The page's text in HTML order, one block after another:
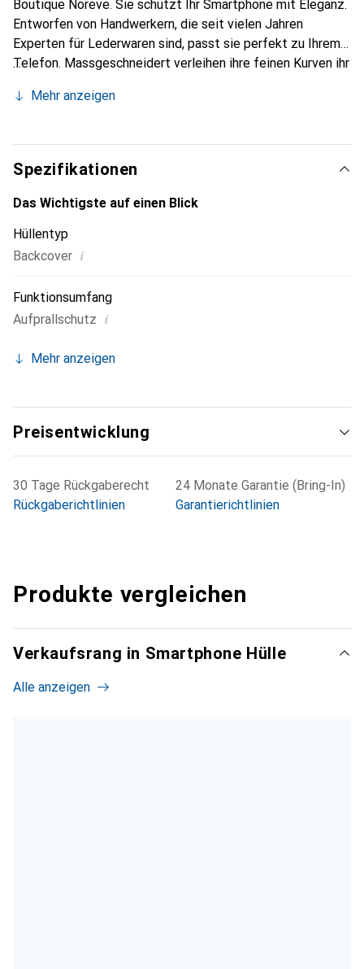
Boutique Noreve. Sie schützt Ihr Smartphone mit Eleganz.
Entworfen von Handwerkern, die seit vielen Jahren
Experten für Lederwaren sind, passt sie perfekt zu Ihrem
Telefon. Massgeschneidert verleihen ihre feinen Kurven ihr
unverzichtbaren Accessoire Ihres Smartphones.
die Marke Noreve eine sichere Wahl für eine
anspruchsvolle Kundschaft.
Mehr anzeigen
Spezifikationen
Das Wichtigste auf einen Blick
Hüllentyp
Backcover i
Funktionsumfang
Aufprallschutz i
Mehr anzeigen
Preisentwicklung
30 Tage Rückgaberecht
Rückgaberichtlinien
24 Monate Garantie (Bring-In)
Garantierichtlinien
Produkte vergleichen
Verkaufsrang in Smartphone Hülle
Alle anzeigen